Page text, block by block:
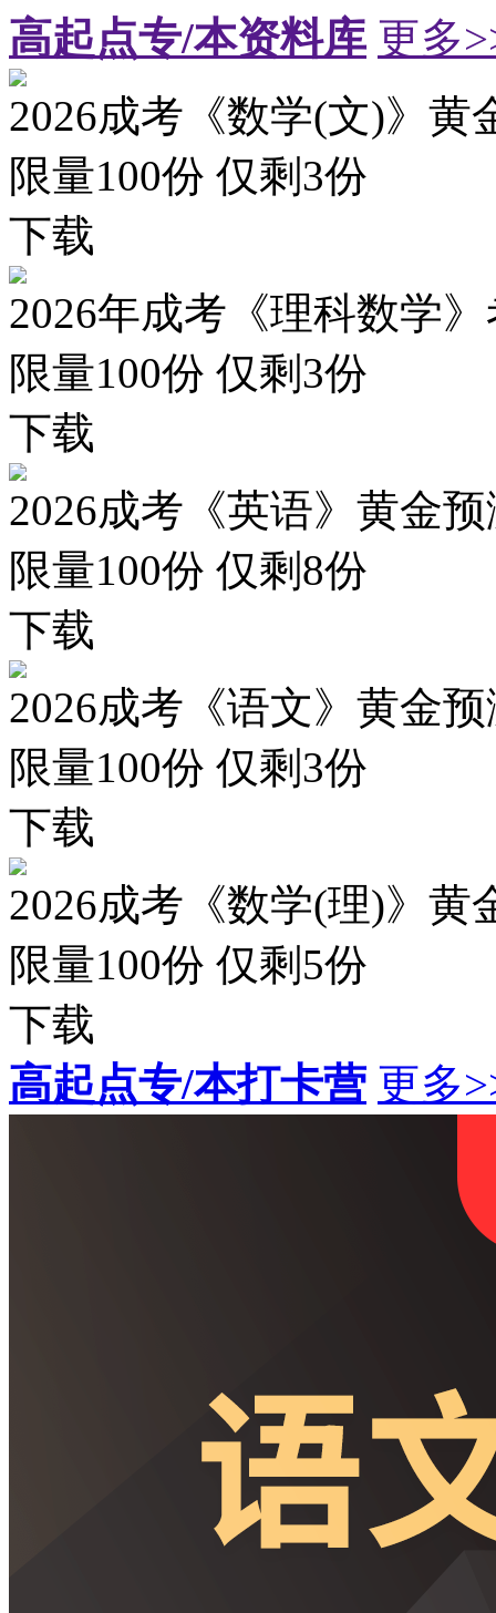
高起点专/本资料库 更多
2026成考《数学(文)》黄
限量100份 仅剩 3份
下载
2026年成考《理科数学
限量100份 仅剩 3份
下载
2026成考《英语》黄金
限量100份 仅剩 8份
下载
2026成考《语文》黄金
限量100份 仅剩 3份
下载
2026成考《数学(理)》黄
限量100份 仅剩 5份
下载
高起点专/本打卡营 更多